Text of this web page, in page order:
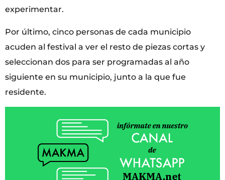
experimentar.
Por último, cinco personas de cada municipio
acuden al festival a ver el resto de piezas cortas y
seleccionan dos para ser programadas al año
siguiente en su municipio, junto a la que fue
residente.